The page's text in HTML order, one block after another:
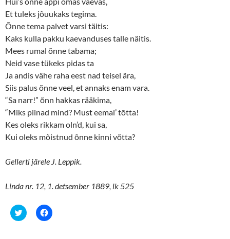
Et tuleks jõuukaks tegima.
Õnne tema palvet varsi täitis:
Kaks kulla pakku kaevanduses talle näitis.
Mees rumal õnne tabama;
Neid vase tükeks pidas ta
Ja andis vähe raha eest nad teisel ära,
Siis palus õnne veel, et annaks enam vara.
“Sa narr!” õnn hakkas rääkima,
“Miks piinad mind? Must eemal’ tõtta!
Kes oleks rikkam oln’d, kui sa,
Kui oleks mõistnud õnne kinni võtta?
Gellerti järele J. Leppik.
Linda nr. 12, 1. detsember 1889, lk 525
C
l
C
l